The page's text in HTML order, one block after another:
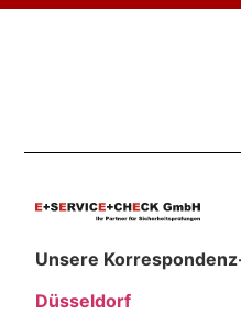
Unsere
Düsseldorf